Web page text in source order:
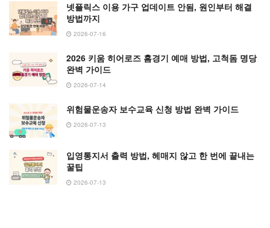
넷플릭스 이용 가구 업데이트 안됨, 원인부터 해결
방법까지
2026-07-16
2026 키움 히어로즈 홈경기 예매 방법, 고척돔 명당
완벽 가이드
2026-07-14
위험물운송자 보수교육 신청 방법 완벽 가이드
2026-07-13
입영통지서 출력 방법, 헤매지 않고 한 번에 끝내는
꿀팁
2026-07-13